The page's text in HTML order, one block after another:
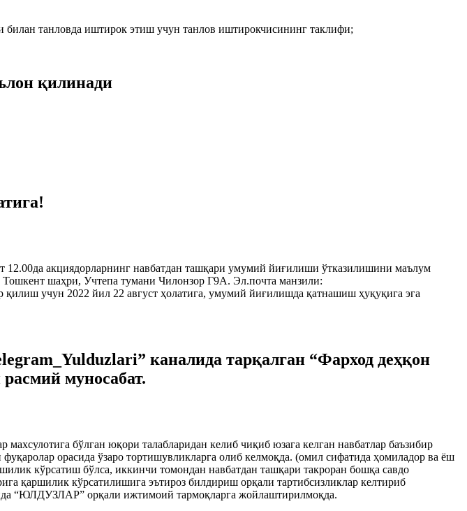
билан танловда иштирок этиш учун танлов иштирокчисининг таклифи;
қилинади
акциядорларнинг навбатдан ташқари умумий йиғилиши ўтказилишини маълум
шаҳри, Учтепа тумани Чилонзор Г9А. Эл.почта манзили:
учун 2022 йил 22 август ҳолатига, умумий йиғилишда қатнашиш ҳуқуқига эга
каналида тарқалган “Фарход деҳқон
муносабат.
бўлган юқори талабларидан келиб чиқиб юзага келган навбатлар баъзибир
орасида ўзаро тортишувликларга олиб келмоқда. (омил сифатида ҳомиладор ва ёш
кўрсатиш бўлса, иккинчи томондан навбатдан ташқари такроран бошқа савдо
қаршилик кўрсатилишига эътироз билдириш орқали тартибсизликлар келтириб
“ЮЛДУЗЛАР” орқали ижтимоий тармоқларга жойлаштирилмоқда.